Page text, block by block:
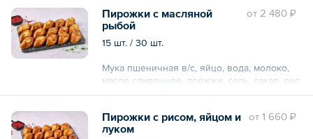
oт 2 480 ₽
Пирожки с масляной
рыбой
15 шт. / 30 шт.
Мука пшеничная в/с, яйцо, вода, молоко,
масло сливочное, дрожжи, соль, сахар, рис,
масляная рыба х/к, зелень.
oт 1 660 ₽
Пирожки с рисом, яйцом и
луком